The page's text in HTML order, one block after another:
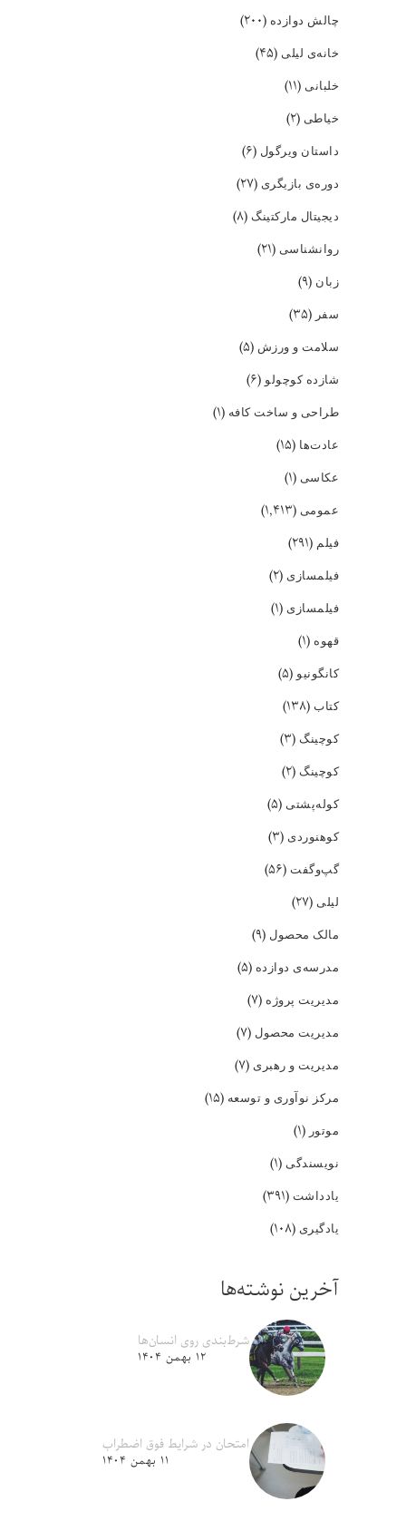
چالش دوازده (۲۰۰)
خانه‌ی لیلی (۴۵)
خلبانی (۱۱)
خیاطی (۲)
داستان ویرگول (۶)
دوره‌ی بازیگری (۲۷)
دیجیتال مارکتینگ (۸)
روانشناسی (۲۱)
زبان (۹)
سفر (۳۵)
سلامت و ورزش (۵)
شازده کوچولو(۶)
طراحی و ساخت کافه (۱)
عادت‌ها (۱۵)
عکاسی (۱)
عمومی (۱,۴۱۳)
فیلم (۲۹۱)
فیلمسازی (۲)
فیلمسازی (۱)
قهوه (۱)
کانگونیو(۵)
کتاب (۱۳۸)
کوچینگ (۳)
کوچینگ (۲)
کوله‌پشتی (۵)
کوهنوردی (۳)
گپ‌و‌گفت (۵۶)
لیلی (۲۷)
مالک محصول (۹)
مدرسه‌ی دوازده (۵)
مدیریت پروژه (۷)
مدیریت محصول (۷)
مدیریت و رهبری (۷)
مرکز نوآوری و توسعه (۱۵)
موتور (۱)
نویسندگی (۱)
یادداشت (۳۹۱)
یادگیری (۱۰۸)
آخرین نوشته‌ها
شرط‌بندی روی انسان‌ها
۱۲ بهمن ۱۴۰۴
امتحان در شرایط فوق اضطراب
۱۱ بهمن ۱۴۰۴